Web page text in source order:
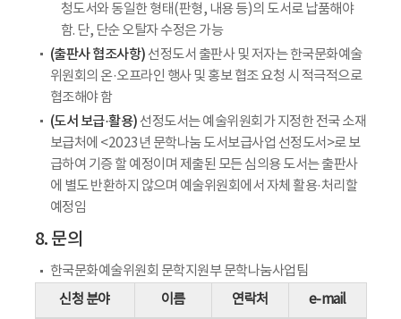
청도서와 동일한 형태(판형, 내용 등)의 도서로 납품해야
함. 단, 단순 오탈자 수정은 가능
(출판사 협조사항) 선정도서 출판사 및 저자는 한국문화예술
위원회의 온·오프라인 행사 및 홍보 협조 요청 시 적극적으로
협조해야 함
(도서 보급·활용) 선정도서는 예술위원회가 지정한 전국 소재
보급처에 <2023년 문학나눔 도서보급사업 선정도서>로 보
급하여 기증 할 예정이며 제출된 모든 심의용 도서는 출판사
에 별도 반환하지 않으며 예술위원회에서 자체 활용·처리할
예정임
8. 문의
한국문화예술위원회 문학지원부 문학나눔사업팀
신청 분야
이름 연락처 e-mail